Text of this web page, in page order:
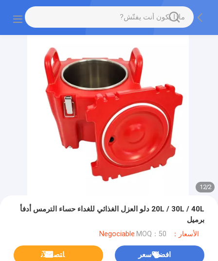
2
/
12
20L / 30L / 40L دلو العزل الغذائي للغداء حساء الترمس أدفأ
برميل
الأسعار：Negociable MOQ：50
افضل سعر ﺎﺘﺼﻟ ﺍﻶﻧ